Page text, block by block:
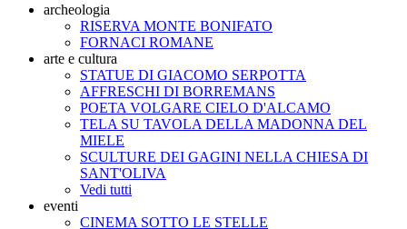
archeologia
RISERVA MONTE BONIFATO
FORNACI ROMANE
arte e cultura
STATUE DI GIACOMO SERPOTTA
AFFRESCHI DI BORREMANS
POETA VOLGARE CIELO D'ALCAMO
TELA SU TAVOLA DELLA MADONNA DEL
MIELE
SCULTURE DEI GAGINI NELLA CHIESA DI
SANT'OLIVA
Vedi tutti
eventi
CINEMA SOTTO LE STELLE